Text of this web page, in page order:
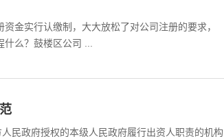
金实行认缴制，大大放松了对公司注册的要求，
么？鼓楼区公司 ...
民政府授权的本级人民政府履行出资人职责的机构